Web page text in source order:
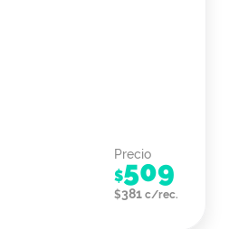
Precio
$509
$381 c/rec.